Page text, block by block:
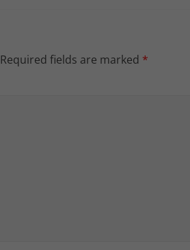
Required fields are marked *